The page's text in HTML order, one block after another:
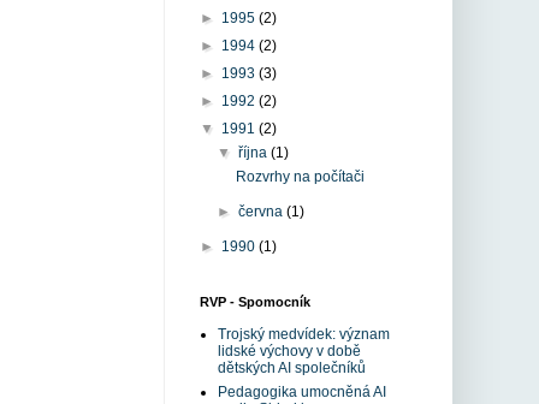
► 1995 (2)
► 1994 (2)
► 1993 (3)
► 1992 (2)
▼ 1991 (2)
▼října(1)
Rozvrhy na počítači
►června(1)
► 1990 (1)
RVP - Spomocník
Trojský medvídek: význam
lidské výchovy v době
dětských AI společníků
Pedagogika umocněná AI